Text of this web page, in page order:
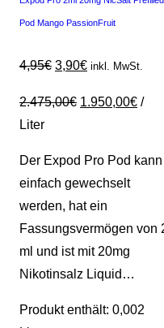
Pod Mango PassionFruit
4,95€ 3,90€ inkl. MwSt.
2.475,00€ 1.950,00€ /
Liter
Der Expod Pro Pod kann
einfach gewechselt
werden, hat ein
Fassungsvermögen von
ml und ist mit 20mg
Nikotinsalz Liquid…
Produkt enthält: 0,002